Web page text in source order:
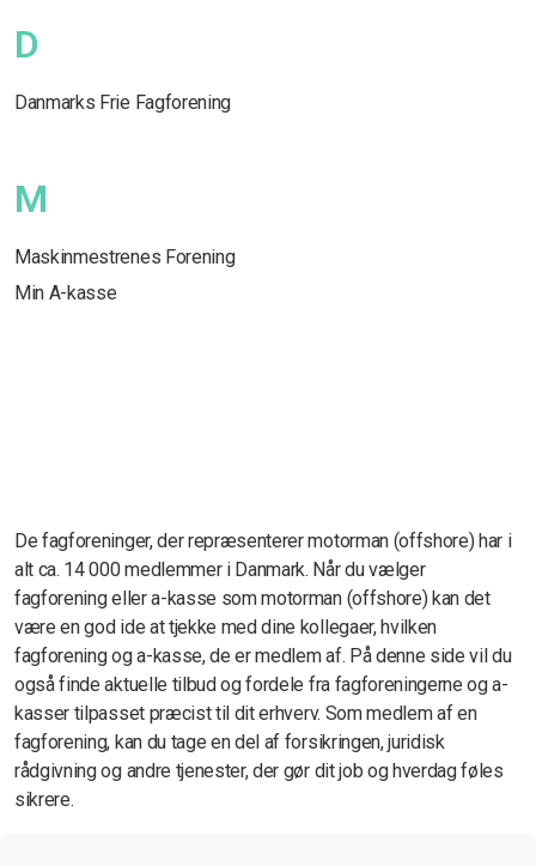
D
Danmarks Frie Fagforening
M
Maskinmestrenes Forening
Min A-kasse
De fagforeninger, der repræsenterer motorman (offshore) har i
alt ca. 14 000 medlemmer i Danmark. Når du vælger
fagforening eller a-kasse som motorman (offshore) kan det
være en god ide at tjekke med dine kollegaer, hvilken
fagforening og a-kasse, de er medlem af. På denne side vil du
også finde aktuelle tilbud og fordele fra fagforeningerne og a-
kasser tilpasset præcist til dit erhverv. Som medlem af en
fagforening, kan du tage en del af forsikringen, juridisk
rådgivning og andre tjenester, der gør dit job og hverdag føles
sikrere.